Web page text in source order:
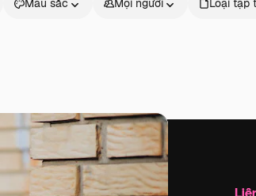
Màu sắc Mọi người Loại tập
đầu Công ty